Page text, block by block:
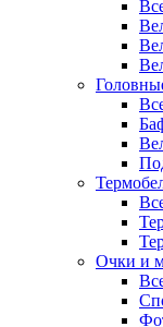
Очки и